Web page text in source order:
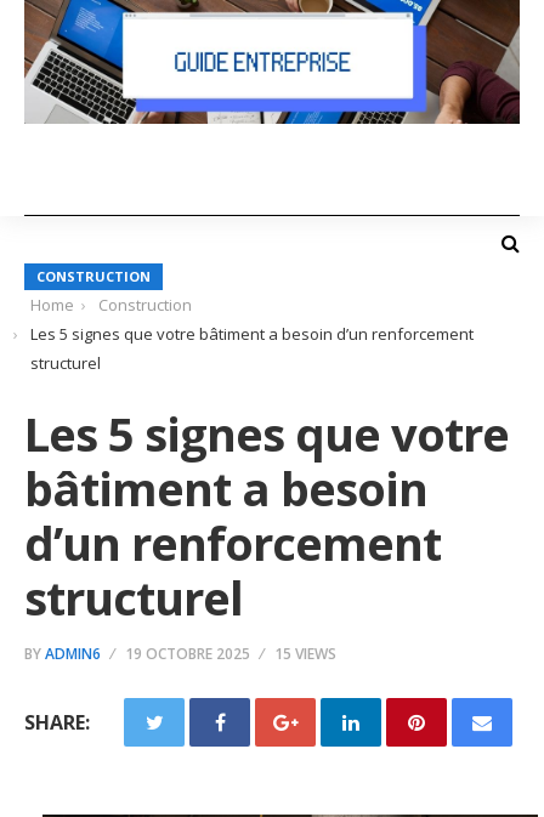
CONSTRUCTION
Home
Construction
Les 5 signes que votre bâtiment a besoin d’un renforcement
structurel
Les 5 signes que votre
bâtiment a besoin
d’un renforcement
structurel
BYADMIN6 19 OCTOBRE 2025 15 VIEWS
SHARE: